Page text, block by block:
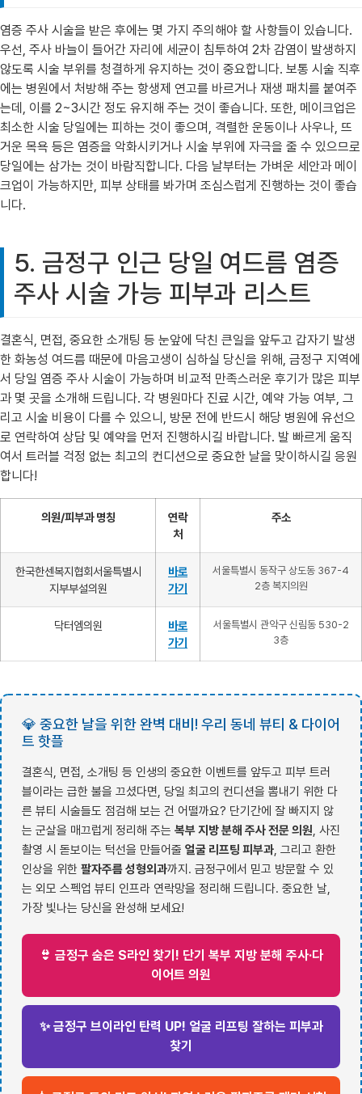
염증 주사 시술을 받은 후에는 몇 가지 주의해야 할 사항들이 있습니다.
우선, 주사 바늘이 들어간 자리에 세균이 침투하여 2차 감염이 발생하지
않도록 시술 부위를 청결하게 유지하는 것이 중요합니다. 보통 시술 직후
에는 병원에서 처방해 주는 항생제 연고를 바르거나 재생 패치를 붙여주
는데, 이를 2~3시간 정도 유지해 주는 것이 좋습니다. 또한, 메이크업은
최소한 시술 당일에는 피하는 것이 좋으며, 격렬한 운동이나 사우나, 뜨
거운 목욕 등은 염증을 악화시키거나 시술 부위에 자극을 줄 수 있으므로
당일에는 삼가는 것이 바람직합니다. 다음 날부터는 가벼운 세안과 메이
크업이 가능하지만, 피부 상태를 봐가며 조심스럽게 진행하는 것이 좋습
니다.
5. 금정구 인근 당일 여드름 염증
주사 시술 가능 피부과 리스트
결혼식, 면접, 중요한 소개팅 등 눈앞에 닥친 큰일을 앞두고 갑자기 발생
한 화농성 여드름 때문에 마음고생이 심하실 당신을 위해, 금정구 지역에
서 당일 염증 주사 시술이 가능하며 비교적 만족스러운 후기가 많은 피부
과 몇 곳을 소개해 드립니다. 각 병원마다 진료 시간, 예약 가능 여부, 그
리고 시술 비용이 다를 수 있으니, 방문 전에 반드시 해당 병원에 유선으
로 연락하여 상담 및 예약을 먼저 진행하시길 바랍니다. 발 빠르게 움직
여서 트러블 걱정 없는 최고의 컨디션으로 중요한 날을 맞이하시길 응원
합니다!
의원/피부과 명칭
연락
처
주소
한국한센복지협회서울특별시
지부부설의원
바로
가기
서울특별시 동작구 상도동 367-4
2층 복지의원
닥터엠의원
바로
가기
서울특별시 관악구 신림동 530-2
3층
💎 중요한 날을 위한 완벽 대비! 우리 동네 뷰티 & 다이어
트 핫플
결혼식, 면접, 소개팅 등 인생의 중요한 이벤트를 앞두고 피부 트러
블이라는 급한 불을 끄셨다면, 당일 최고의 컨디션을 뽐내기 위한 다
른 뷰티 시술들도 점검해 보는 건 어떨까요? 단기간에 잘 빠지지 않
는 군살을 매끄럽게 정리해 주는 복부 지방 분해 주사 전문 의원 , 사진
촬영 시 돋보이는 턱선을 만들어줄 얼굴 리프팅 피부과 , 그리고 환한
인상을 위한 팔자주름 성형외과까지. 금정구에서 믿고 방문할 수 있
는 외모 스펙업 뷰티 인프라 연락망을 정리해 드립니다. 중요한 날,
가장 빛나는 당신을 완성해 보세요!
👙 금정구 숨은 S라인 찾기! 단기 복부 지방 분해 주사·다
이어트 의원
✨ 금정구 브이라인 탄력 UP! 얼굴 리프팅 잘하는 피부과
찾기